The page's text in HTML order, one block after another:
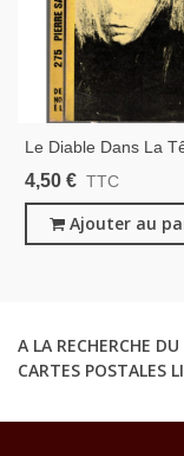
Le Diable Dans La
Pierre Salva, 1970 -,
4,50 € TTC
Ajouter au
A LA RECHERCHE
CARTES POSTALES